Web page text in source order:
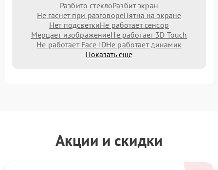
Разбито стеклоРазбит экран
Не гаснет при разговореПятна на экране
Нет подсветкиНе работает сенсор
Мерцает изображениеНе работает 3D Touch
Не работает Face IDНе работает динамик
Показать еще
Акции и скидки